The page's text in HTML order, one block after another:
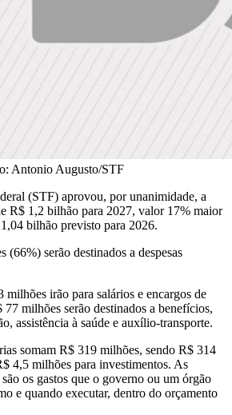
Antonio Augusto/STF
(STF) aprovou, por unanimidade, a
R$ 1,2 bilhão para 2027, valor 17% maior
bilhão previsto para 2026.
serão destinados a despesas
milhões irão para salários e encargos de
milhões serão destinados a benefícios,
assistência à saúde e auxílio-transporte.
somam R$ 319 milhões, sendo R$ 314
4,5 milhões para investimentos. As
os gastos que o governo ou um órgão
e quando executar, dentro do orçamento